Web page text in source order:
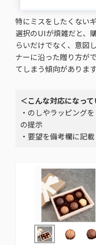
特にミスをしたくない
選択のUIが煩雑だと、
らいだけでなく、意図
ナーに沿った贈り方が
てしまう傾向があります
＜こんな対応になっ
・のしやラッピング
の提示
・要望を備考欄に記